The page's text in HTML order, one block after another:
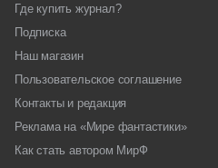
Где купить журнал?
Подписка
Наш магазин
Пользовательское соглашение
Контакты и редакция
Реклама на «Мире фантастики»
Как стать автором МирФ